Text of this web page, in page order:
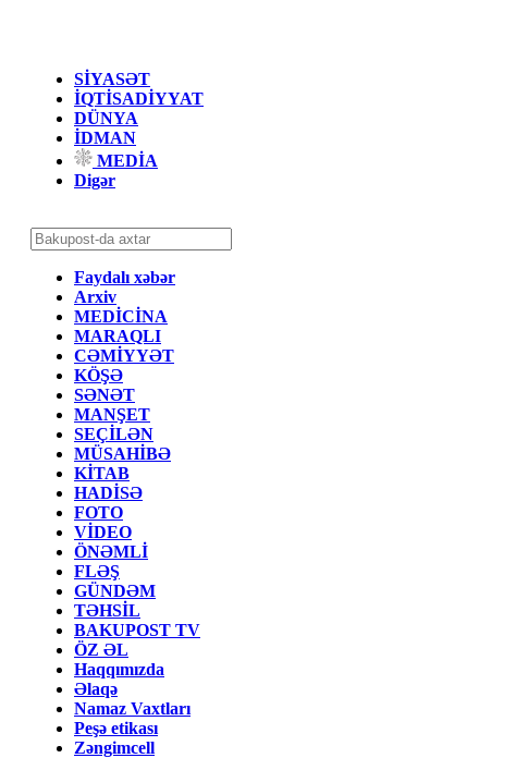
SİYASƏT
İQTİSADİYYAT
DÜNYA
İDMAN
MEDİA
Digər
Faydalı xəbər
Arxiv
MEDİCİNA
MARAQLI
CƏMİYYƏT
KÖŞƏ
SƏNƏT
MANŞET
SEÇİLƏN
MÜSAHİBƏ
KİTAB
HADİSƏ
FOTO
VİDEO
ÖNƏMLİ
FLƏŞ
GÜNDƏM
TƏHSİL
BAKUPOST TV
ÖZ ƏL
Haqqımızda
Əlaqə
Namaz Vaxtları
Peşə etikası
Zəngimcell